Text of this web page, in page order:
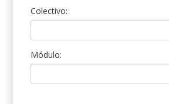
Colectivo:
Módulo: